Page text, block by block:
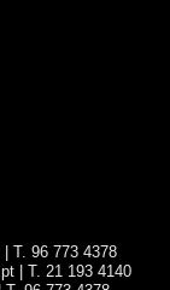
T. 96 773 4378
| T. 21 193 4140